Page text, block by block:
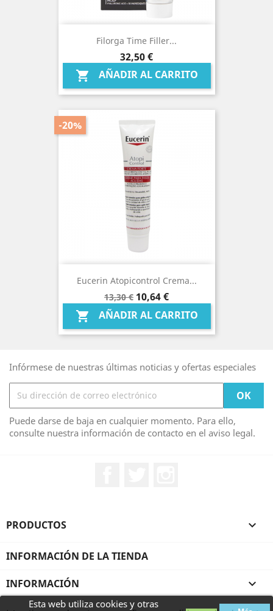
Esta web utiliza cookies y otras
Filorga Time Filler...
Precio
32,50 €
 AÑADIR AL CARRITO
Eucerin Atopicontrol Crema...
Precio
base
13,30 €
-20%
Precio
10,64 €
 AÑADIR AL CARRITO
Infórmese de nuestras últimas noticias y ofertas especiales
Puede darse de baja en cualquier momento. Para ello,
consulte nuestra información de contacto en el aviso legal.
PRODUCTOS 
INFORMACIÓN DE LA TIENDA
INFORMACIÓN 